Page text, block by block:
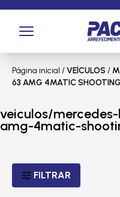
Página inicial /VEÍCULOS /
63 AMG 4MATIC
veiculos/
amg-4matic-
FILTRAR